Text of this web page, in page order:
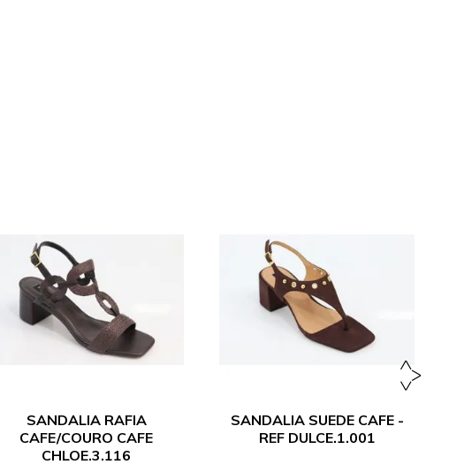
SANDALIA RAFIA
CAFE/COURO CAFE
CHLOE.3.116
SANDALIA SUEDE CAFE -
REF DULCE.1.001